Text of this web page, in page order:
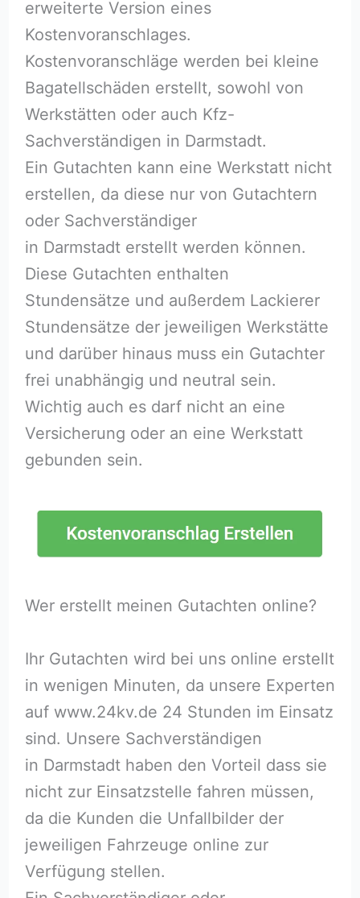
erweiterte Version eines
Kostenvoranschlages.
Kostenvoranschläge werden bei kleine
Bagatellschäden erstellt, sowohl von
Werkstätten oder auch Kfz-
Sachverständigen in Darmstadt.
Ein Gutachten kann eine Werkstatt nicht
erstellen, da diese nur von Gutachtern
oder Sachverständiger
in Darmstadt erstellt werden können.
Diese Gutachten enthalten
Stundensätze und außerdem Lackierer
Stundensätze der jeweiligen Werkstätte
und darüber hinaus muss ein Gutachter
frei unabhängig und neutral sein.
Wichtig auch es darf nicht an eine
Versicherung oder an eine Werkstatt
gebunden sein.
Wer erstellt meinen Gutachten online?
Ihr Gutachten wird bei uns online erstellt
in wenigen Minuten, da unsere Experten
auf www.24kv.de 24 Stunden im Einsatz
sind. Unsere Sachverständigen
in Darmstadt haben den Vorteil dass sie
nicht zur Einsatzstelle fahren müssen,
da die Kunden die Unfallbilder der
jeweiligen Fahrzeuge online zur
Verfügung stellen.